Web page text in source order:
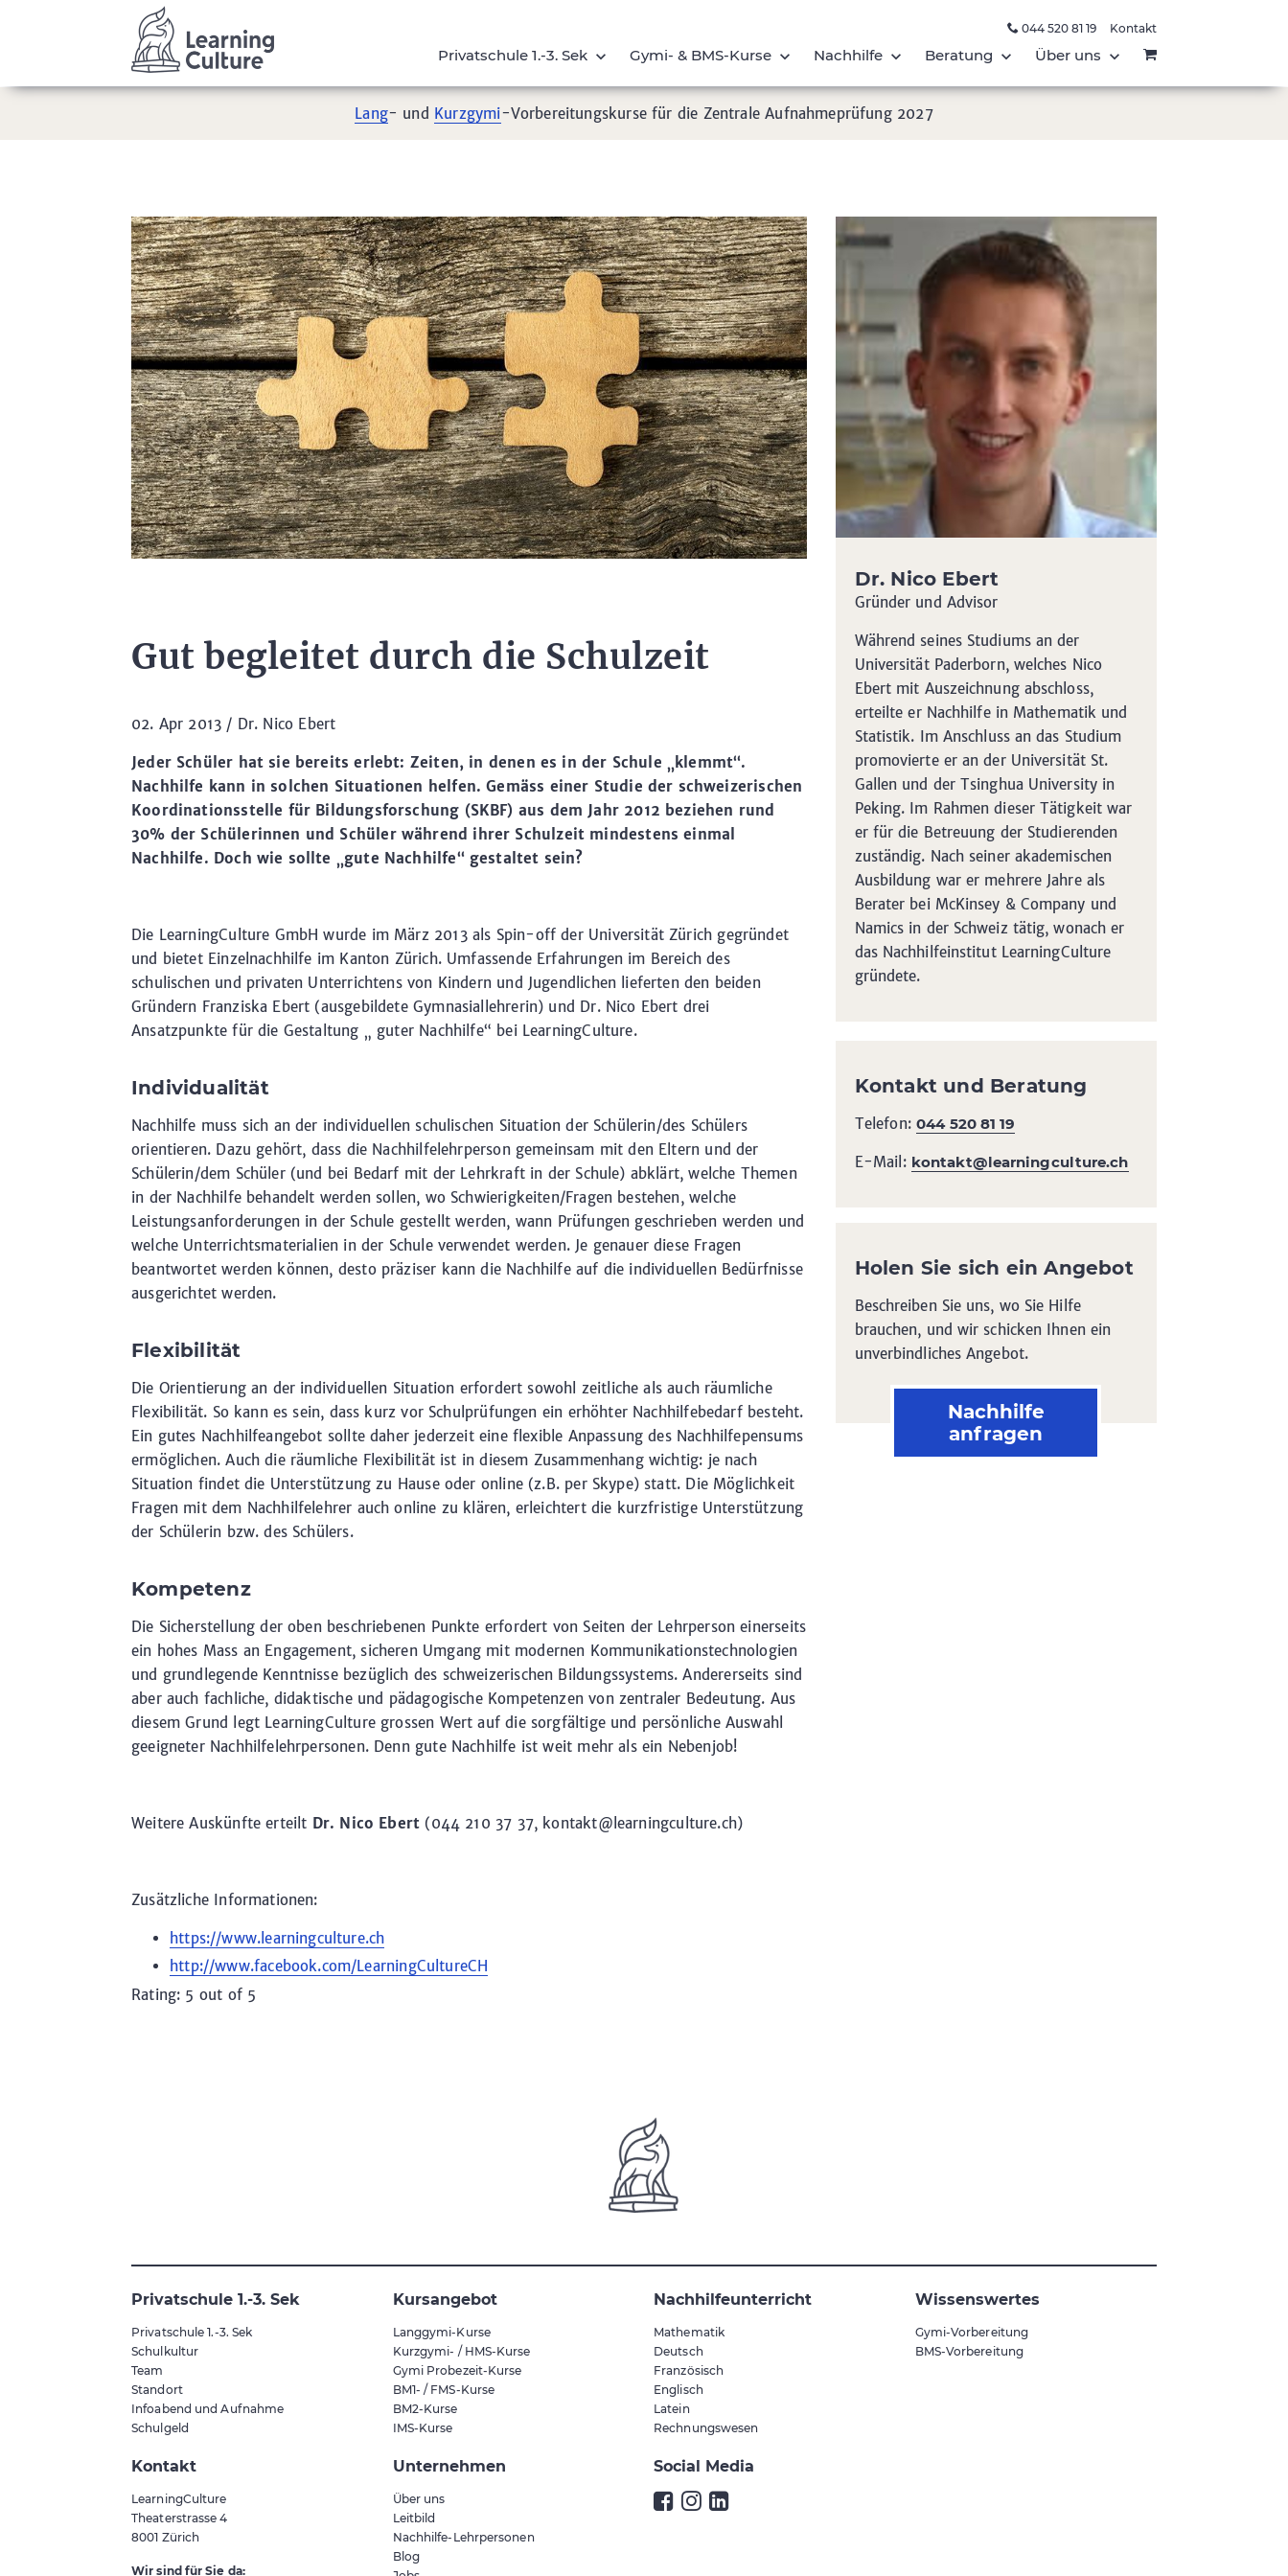
044 520 81 19 Kontakt
Privatschule 1.-3. Sek Gymi- & BMS-Kurse Nachhilfe Beratung Über uns
Lang- und Kurzgymi-Vorbereitungskurse für die Zentrale Aufnahmeprüfung 2027
Gut begleitet durch die Schulzeit
02. Apr 2013 / Dr. Nico Ebert
Jeder Schüler hat sie bereits erlebt: Zeiten, in denen es in der Schule „klemmt“.
Nachhilfe kann in solchen Situationen helfen. Gemäss einer Studie der schweizerischen
Koordinationsstelle für Bildungsforschung (SKBF) aus dem Jahr 2012 beziehen rund
30% der Schülerinnen und Schüler während ihrer Schulzeit mindestens einmal
Nachhilfe. Doch wie sollte „gute Nachhilfe“ gestaltet sein?
Die LearningCulture GmbH wurde im März 2013 als Spin-off der Universität Zürich gegründet
und bietet Einzelnachhilfe im Kanton Zürich. Umfassende Erfahrungen im Bereich des
schulischen und privaten Unterrichtens von Kindern und Jugendlichen lieferten den beiden
Gründern Franziska Ebert (ausgebildete Gymnasiallehrerin) und Dr. Nico Ebert drei
Ansatzpunkte für die Gestaltung „ guter Nachhilfe“ bei LearningCulture.
Individualität
Nachhilfe muss sich an der individuellen schulischen Situation der Schülerin/des Schülers
orientieren. Dazu gehört, dass die Nachhilfelehrperson gemeinsam mit den Eltern und der
Schülerin/dem Schüler (und bei Bedarf mit der Lehrkraft in der Schule) abklärt, welche Themen
in der Nachhilfe behandelt werden sollen, wo Schwierigkeiten/Fragen bestehen, welche
Leistungsanforderungen in der Schule gestellt werden, wann Prüfungen geschrieben werden und
welche Unterrichtsmaterialien in der Schule verwendet werden. Je genauer diese Fragen
beantwortet werden können, desto präziser kann die Nachhilfe auf die individuellen Bedürfnisse
ausgerichtet werden.
Flexibilität
Die Orientierung an der individuellen Situation erfordert sowohl zeitliche als auch räumliche
Flexibilität. So kann es sein, dass kurz vor Schulprüfungen ein erhöhter Nachhilfebedarf besteht.
Ein gutes Nachhilfeangebot sollte daher jederzeit eine flexible Anpassung des Nachhilfepensums
ermöglichen. Auch die räumliche Flexibilität ist in diesem Zusammenhang wichtig: je nach
Situation findet die Unterstützung zu Hause oder online (z.B. per Skype) statt. Die Möglichkeit
Fragen mit dem Nachhilfelehrer auch online zu klären, erleichtert die kurzfristige Unterstützung
der Schülerin bzw. des Schülers.
Kompetenz
Die Sicherstellung der oben beschriebenen Punkte erfordert von Seiten der Lehrperson einerseits
ein hohes Mass an Engagement, sicheren Umgang mit modernen Kommunikationstechnologien
und grundlegende Kenntnisse bezüglich des schweizerischen Bildungssystems. Andererseits sind
aber auch fachliche, didaktische und pädagogische Kompetenzen von zentraler Bedeutung. Aus
diesem Grund legt LearningCulture grossen Wert auf die sorgfältige und persönliche Auswahl
geeigneter Nachhilfelehrpersonen. Denn gute Nachhilfe ist weit mehr als ein Nebenjob!
Weitere Auskünfte erteilt Dr. Nico Ebert (044 210 37 37, kontakt@learningculture.ch)
Zusätzliche Informationen:
https://www.learningculture.ch
http://www.facebook.com/LearningCultureCH
Rating: 5 out of 5
Dr. Nico Ebert
Gründer und Advisor
Während seines Studiums an der
Universität Paderborn, welches Nico
Ebert mit Auszeichnung abschloss,
erteilte er Nachhilfe in Mathematik und
Statistik. Im Anschluss an das Studium
promovierte er an der Universität St.
Gallen und der Tsinghua University in
Peking. Im Rahmen dieser Tätigkeit war
er für die Betreuung der Studierenden
zuständig. Nach seiner akademischen
Ausbildung war er mehrere Jahre als
Berater bei McKinsey & Company und
Namics in der Schweiz tätig, wonach er
das Nachhilfeinstitut LearningCulture
gründete.
Kontakt und Beratung
Telefon:044 520 81 19
E-Mail: kontakt@learningculture.ch
Holen Sie sich ein Angebot
Beschreiben Sie uns, wo Sie Hilfe
brauchen, und wir schicken Ihnen ein
unverbindliches Angebot.
Nachhilfe
anfragen
Kontakt
LearningCulture
Theaterstrasse 4
8001 Zürich
Wir sind für Sie da:
Privatschule 1.-3. Sek
Privatschule 1.-3. Sek
Schulkultur
Team
Standort
Infoabend und Aufnahme
Schulgeld
Kursangebot
Langgymi-Kurse
Kurzgymi- / HMS-Kurse
Gymi Probezeit-Kurse
BM1- / FMS-Kurse
BM2-Kurse
IMS-Kurse
Nachhilfeunterricht
Mathematik
Deutsch
Französisch
Englisch
Latein
Rechnungswesen
Unternehmen
Über uns
Leitbild
Nachhilfe-Lehrpersonen
Blog
Wissenswertes
Gymi-Vorbereitung
BMS-Vorbereitung
Social Media